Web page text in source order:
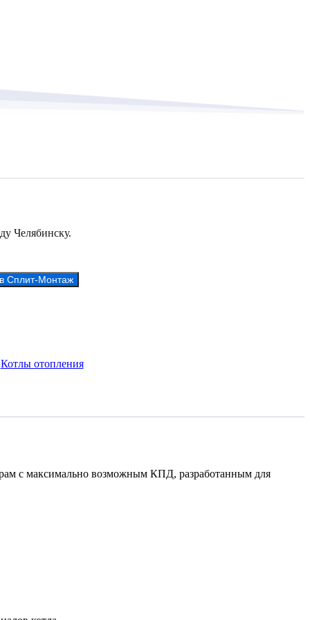
Челябинску.
Сплит-Монтаж
Котлы отопления
с максимально возможным КПД, разработанным для